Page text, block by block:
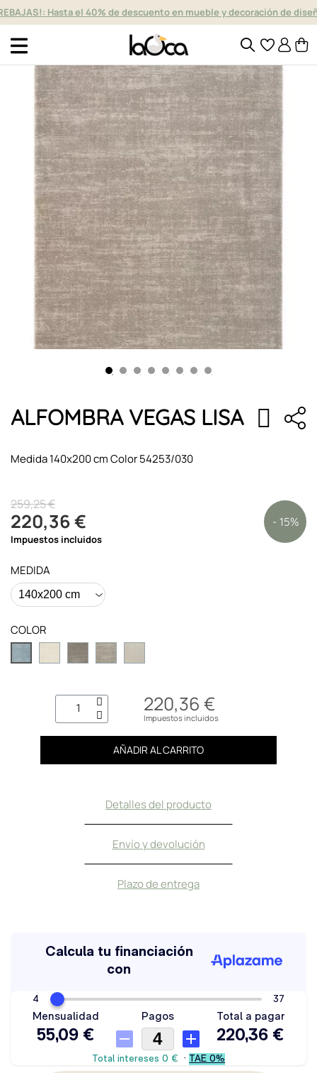
Hasta el 40% de descuento en mueble y decoración de
ALFOMBRA VEGAS LISA
Medida 140x200 cm Color 54253/030
259,25 €
220,36 € - 15%
Impuestos incluidos
MEDIDA
COLOR
220,36 €
Impuestos incluidos
AÑADIR AL CARRITO
Detalles del producto
Envío y devolución
Plazo de entrega